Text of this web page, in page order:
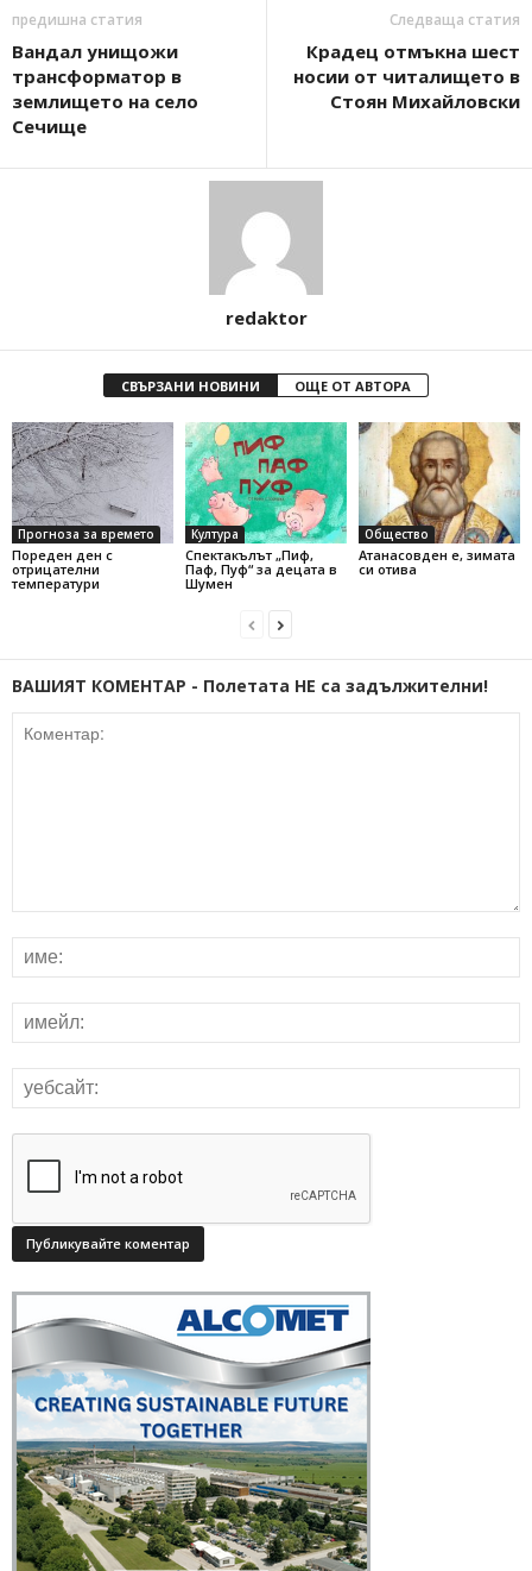
предишна статия
Вандал унищожи
трансформатор в
землището на село
Сечище
Следваща статия
Крадец отмъкна шест
носии от читалището в
Стоян Михайловски
redaktor
СВЪРЗАНИ НОВИНИ ОЩЕ ОТ АВТОРА
Прогноза за времето
Пореден ден с
отрицателни
температури
Култура
Спектакълът „Пиф,
Паф, Пуф“ за децата в
Шумен
Общество
Атанасовден е, зимата
си отива
ВАШИЯТ КОМЕНТАР - Полетата НЕ са задължителни!